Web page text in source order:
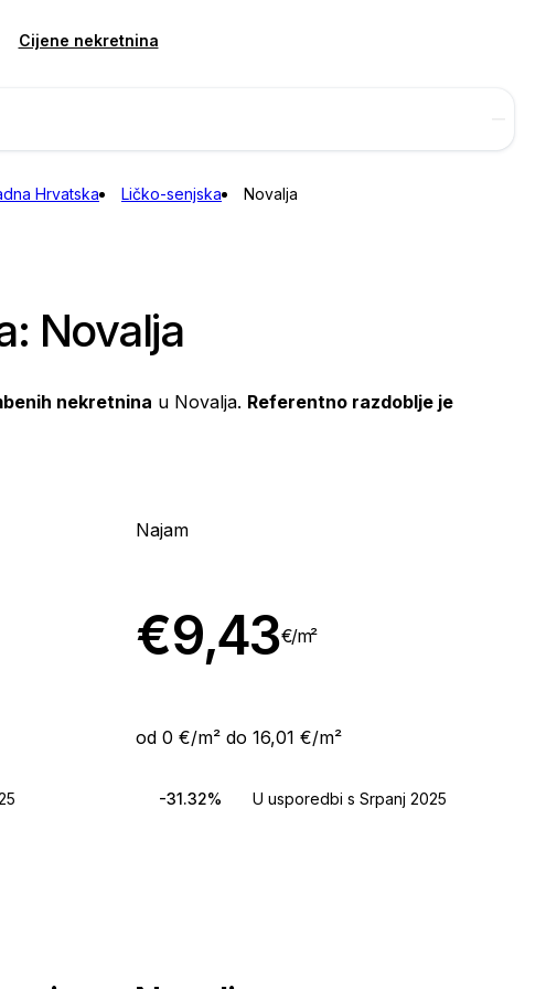
Cijene nekretnina
Hrvatska Ličko-senjska Novalja
Novalja
nekretnina u Novalja. Referentno razdoblje je
Najam
€9,43€/m²
od 0 €/m² do 16,01 €/m²
-31.32% U usporedbi s Srpanj 2025